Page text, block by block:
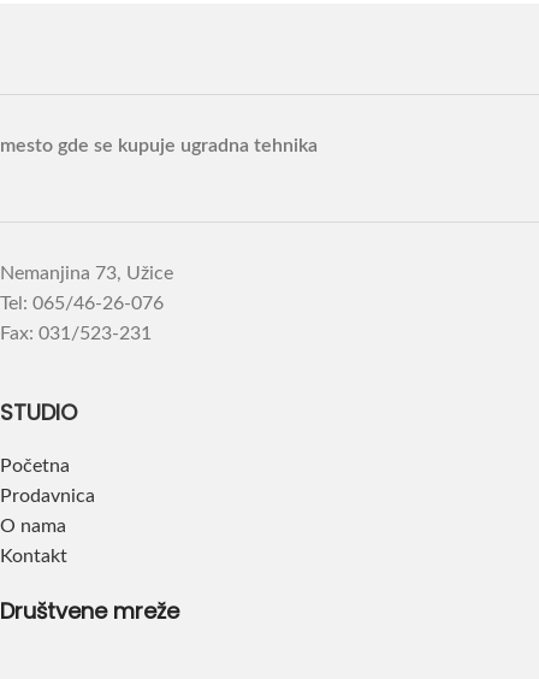
mesto gde se kupuje ugradna tehnika
Nemanjina 73, Užice
Tel: 065/46-26-076
Fax: 031/523-231
STUDIO
Početna
Prodavnica
O nama
Kontakt
Društvene mreže